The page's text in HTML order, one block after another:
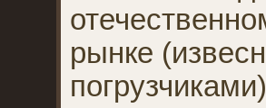
рынке